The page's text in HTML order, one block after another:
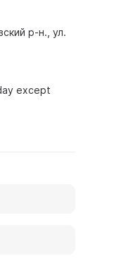
р-н., ул.
except